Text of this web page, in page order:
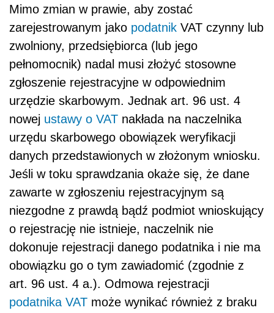
Mimo zmian w prawie, aby zostać
zarejestrowanym jako podatnik VAT czynny lub
zwolniony, przedsiębiorca (lub jego
pełnomocnik) nadal musi złożyć stosowne
zgłoszenie rejestracyjne w odpowiednim
urzędzie skarbowym. Jednak art. 96 ust. 4
nowej ustawy o VAT nakłada na naczelnika
urzędu skarbowego obowiązek weryfikacji
danych przedstawionych w złożonym wniosku.
Jeśli w toku sprawdzania okaże się, że dane
zawarte w zgłoszeniu rejestracyjnym są
niezgodne z prawdą bądź podmiot wnioskujący
o rejestrację nie istnieje, naczelnik nie
dokonuje rejestracji danego podatnika i nie ma
obowiązku go o tym zawiadomić (zgodnie z
art. 96 ust. 4 a.). Odmowa rejestracji
podatnika VAT może wynikać również z braku